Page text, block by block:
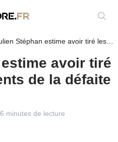
Stéphan estime avoir tiré les enseignements de la défaite face au LOSC
avoir tiré
de la défaite
6 minutes de lecture